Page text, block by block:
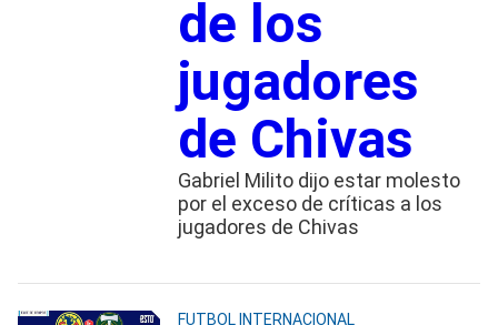
de los
jugadores
de Chivas
Gabriel Milito dijo estar molesto
por el exceso de críticas a los
jugadores de Chivas
FUTBOL INTERNACIONAL